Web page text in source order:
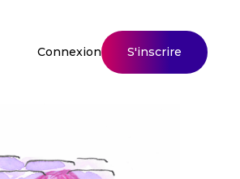
Connexion S'inscrire